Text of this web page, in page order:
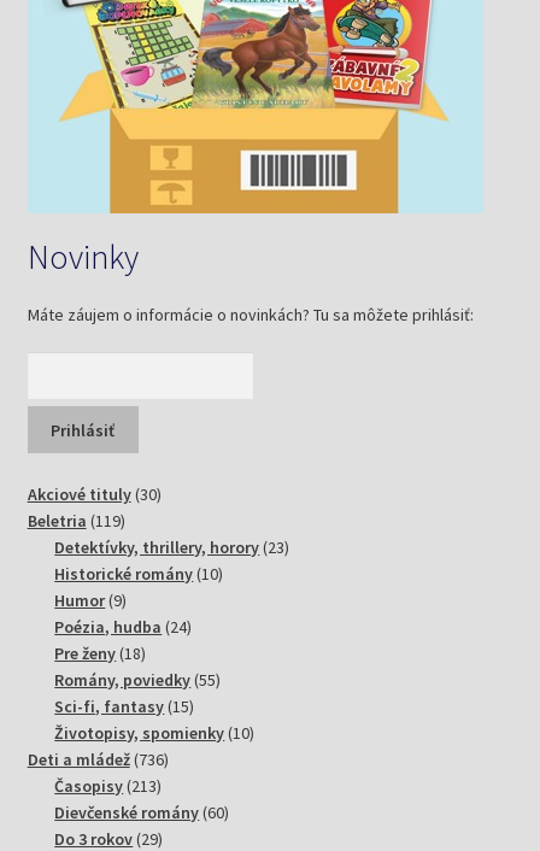
Novinky
Máte záujem o informácie o novinkách? Tu sa môžete prihlásiť:
Akciové tituly 3030
Beletria 119119
produktov
Detektívky, thrillery, horory 2323
Historické romány 1010
Humor 99
produktov
Poézia, hudba 2424
Pre ženy 1818
produktov
Romány, poviedky 5555
Sci-fi, fantasy 1515
produktov
Životopisy, spomienky 1010
Deti a mládež 736736
Časopisy 213213
produktov
Dievčenské romány 6060
Do 3 rokov 2929